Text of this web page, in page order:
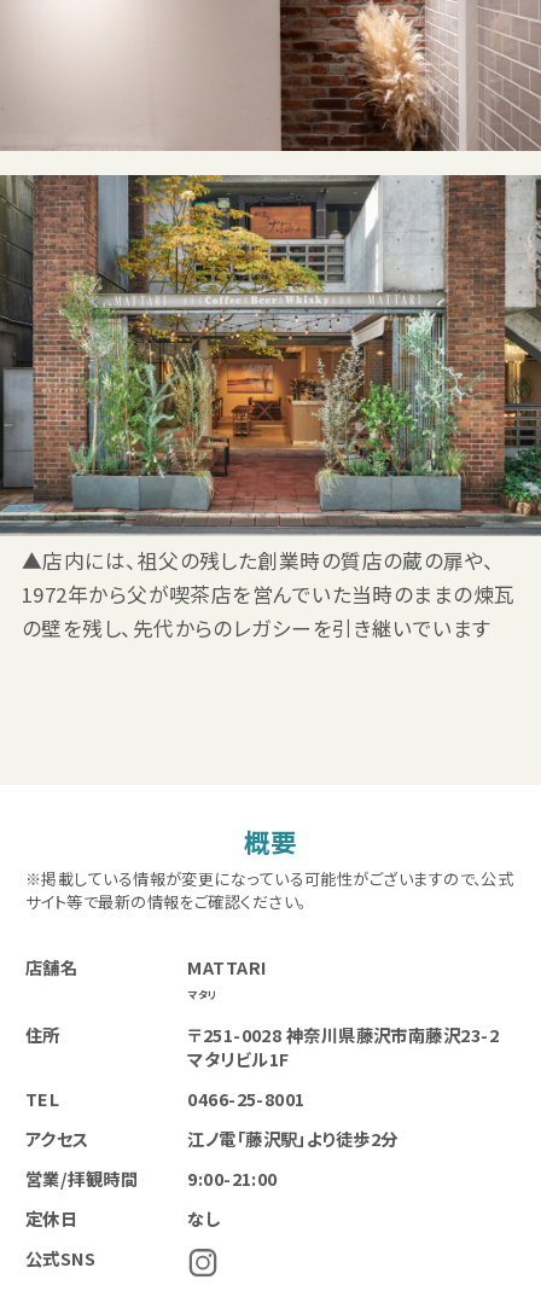
▲店内には、祖父の残した創業時の質店の蔵の扉や、
1972年から父が喫茶店を営んでいた当時のままの煉瓦
の壁を残し、先代からのレガシーを引き継いでいます
概要
※掲載している情報が変更になっている可能性がございますので、公式
サイト等で最新の情報をご確認ください。
店舗名 MATTARI
マタリ
住所
〒251-0028 神奈川県藤沢市南藤沢23-2
マタリビル1F
TEL
0466-25-8001
アクセス
江ノ電「藤沢駅」より徒歩2分
営業/拝観時間
9:00-21:00
定休日
なし
公式SNS